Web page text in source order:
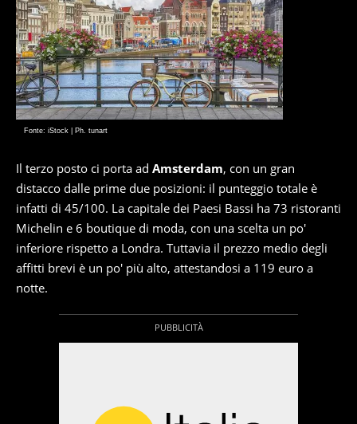
Fonte: iStock | Ph. tunart
Il terzo posto ci porta ad Amsterdam, con un gran
distacco dalle prime due posizioni: il punteggio totale è
infatti di 45/100. La capitale dei Paesi Bassi ha 73 ristoranti
Michelin e 6 boutique di moda, con una scelta un po'
inferiore rispetto a Londra. Tuttavia il prezzo medio degli
affitti brevi è un po' più alto, attestandosi a 119 euro a
notte.